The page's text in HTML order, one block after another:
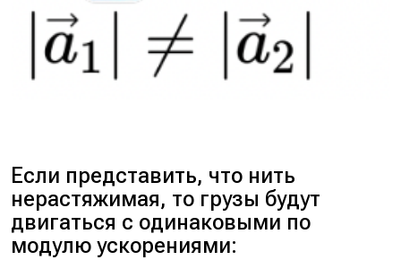
Если представить, что нить
нерастяжимая, то грузы будут
двигаться с одинаковыми по
модулю ускорениями: